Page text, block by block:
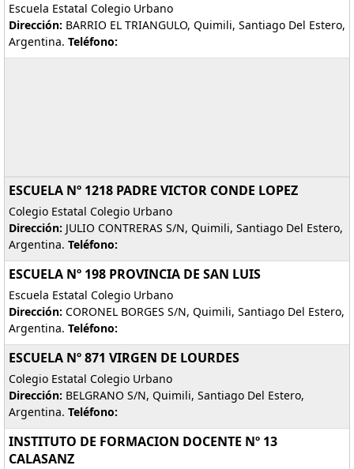
Escuela Estatal Colegio Urbano
Dirección: BARRIO EL TRIANGULO, Quimili, Santiago Del Estero,
Argentina. Teléfono:
ESCUELA Nº 1218 PADRE VICTOR CONDE LOPEZ
Colegio Estatal Colegio Urbano
Dirección: JULIO CONTRERAS S/N, Quimili, Santiago Del Estero,
Argentina. Teléfono:
ESCUELA Nº 198 PROVINCIA DE SAN LUIS
Escuela Estatal Colegio Urbano
Dirección: CORONEL BORGES S/N, Quimili, Santiago Del Estero,
Argentina. Teléfono:
ESCUELA Nº 871 VIRGEN DE LOURDES
Colegio Estatal Colegio Urbano
Dirección: BELGRANO S/N, Quimili, Santiago Del Estero,
Argentina. Teléfono:
INSTITUTO DE FORMACION DOCENTE Nº 13
CALASANZ